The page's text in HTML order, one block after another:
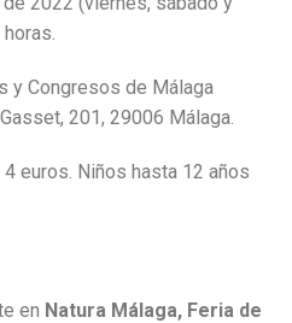
y Congresos de Málaga
201, 29006 Málaga.
euros. Niños hasta 12 años
en Natura Málaga, Feria de